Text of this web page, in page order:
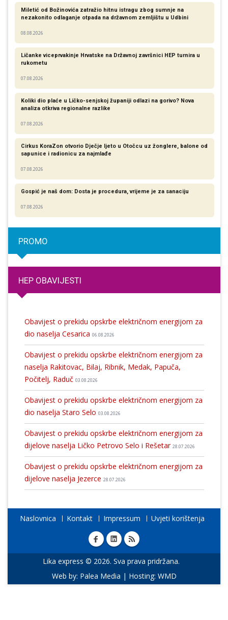
Miletić od Božinovića zatražio hitnu istragu zbog sumnje na
nezakonito odlaganje otpada na državnom zemljištu u Udbini
08.08.2026
Ličanke viceprvakinje Hrvatske na Državnoj završnici HEP turnira u
rukometu
07.08.2026
Koliki dio plaće u Ličko-senjskoj županiji odlazi na gorivo? Nova
analiza otkriva regionalne razlike​
07.08.2026
Cirkus KoraZon otvorio Dječje ljeto u Otočcu uz žonglere, balone od
sapunice i radionicu za najmlađe
07.08.2026
Gospić je naš dom: Dosta je procedura, vrijeme je za sanaciju
07.08.2026
PROMO
HEP OBAVIJESTI
Obavijest o prekidu opskrbe električnom energijom za
dio naselja Cesarica 06.08.2026
Obavijest o prekidu opskrbe električnom energijom za
naselja Rakitovac, Bilaj, Ribnik, Medak, Papuča,
Počitelj, Raduč 03.08.2026
Obavijest o prekidu opskrbe električnom energijom za
dio naselja Staro Selo 03.08.2026
Obavijest o prekidu opskrbe električnom energijom za
dijelove naselja Ličko Petrovo Selo i Rešetar 28.07.2026
Obavijest o prekidu opskrbe električnom energijom za
dijelove naselja Jezerce 28.07.2026
Naslovnica Kontakt Impressum Uvjeti korištenja
Lika express © 2026. Sva prava pridržana.
Web by: Palea Media | Hosting: WMD